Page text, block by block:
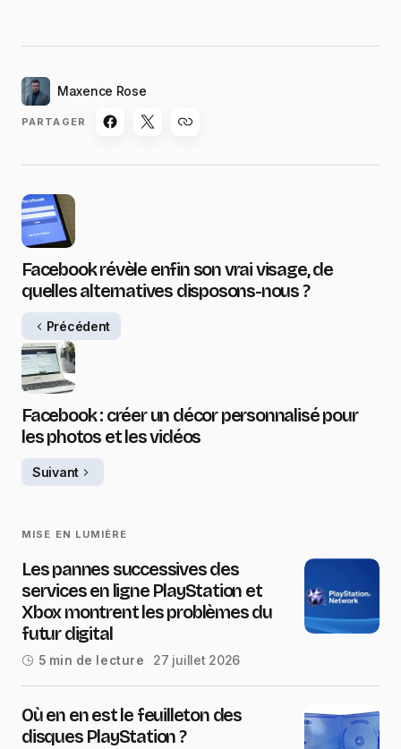
Maxence Rose
PARTAGER
Facebook révèle enfin son vrai visage, de
quelles alternatives disposons-nous ?
Précédent
Facebook : créer un décor personnalisé pour
les photos et les vidéos
Suivant
MISE EN LUMIÈRE
Les pannes successives des
services en ligne PlayStation et
Xbox montrent les problèmes du
futur digital
5 min de lecture 27 juillet 2026
Où en en est le feuilleton des
disques PlayStation ?